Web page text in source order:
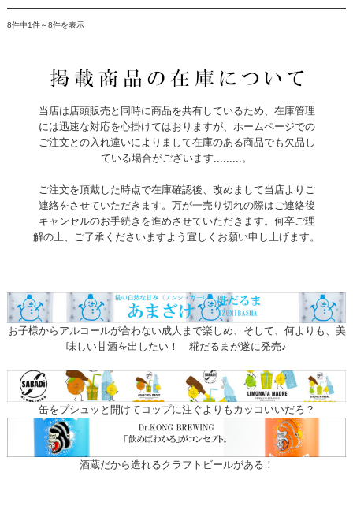
8件中1件～8件を表示
当店は店頭販売と同時に商品を共有しているため、在庫管理
には迅速な対応を心掛けてはおりますが、ホームページでの
ご注文との入れ違いによりまして在庫のある商品でも欠品し
ている場合がございます.........。
ご注文を頂戴した時点で在庫確認後、改めまして当店よりご
連絡をさせていただきます。万が一売り切れの際はご連絡後
キャンセルのお手続きを進めさせていただきます。何卒ご理
解の上、ご了承くださいますよう宜しくお願い申し上げます。
お子様からアルコールが合わない成人まで楽しめ、そして、何よりも、美
味しい甘酒を出したい！ 糀だるまが遂に発売♪
缶をプシュッと開けてコップに注ぐよりもカッコいいだろ？
酒蔵だから造れるクラフトビールがある！